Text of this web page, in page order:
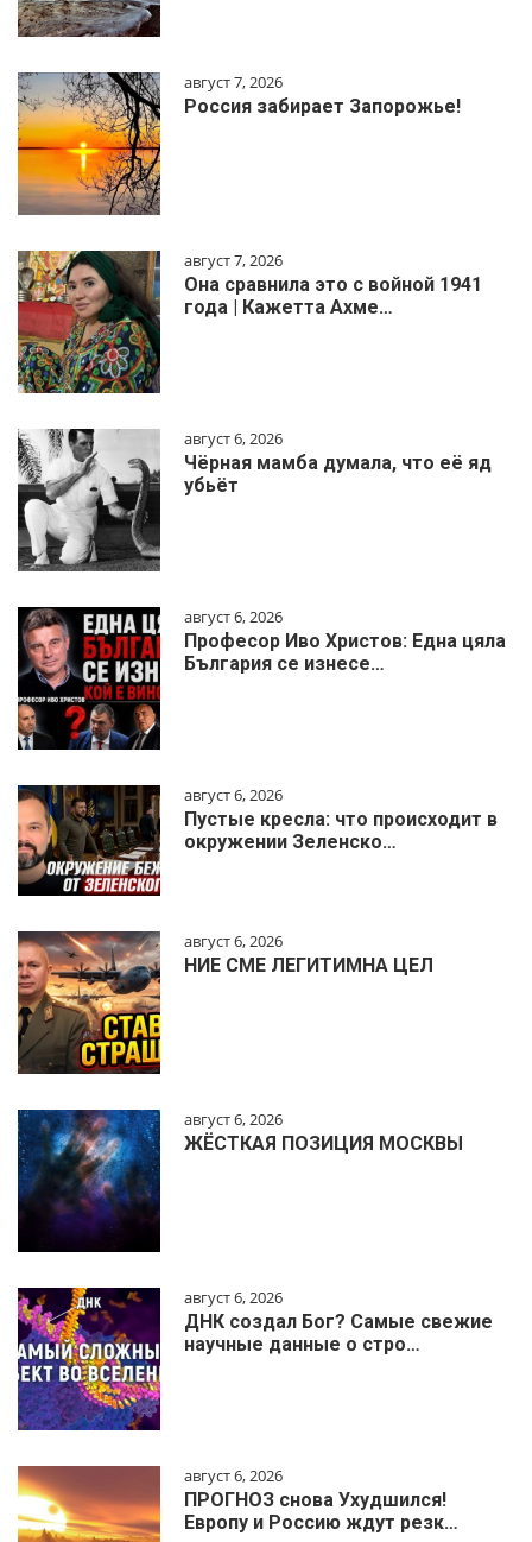
август 7, 2026
Россия забирает Запорожье!
август 7, 2026
Она сравнила это с войной 1941
года | Кажетта Ахме…
август 6, 2026
Чёрная мамба думала, что её яд
убьёт
август 6, 2026
Професор Иво Христов: Една цяла
България се изнесе…
август 6, 2026
Пустые кресла: что происходит в
окружении Зеленско…
август 6, 2026
НИЕ СМЕ ЛЕГИТИМНА ЦЕЛ
август 6, 2026
ЖЁСТКАЯ ПОЗИЦИЯ МОСКВЫ
август 6, 2026
ДНК создал Бог? Самые свежие
научные данные о стро…
август 6, 2026
ПРОГНОЗ снова Ухудшился!
Европу и Россию ждут резк…